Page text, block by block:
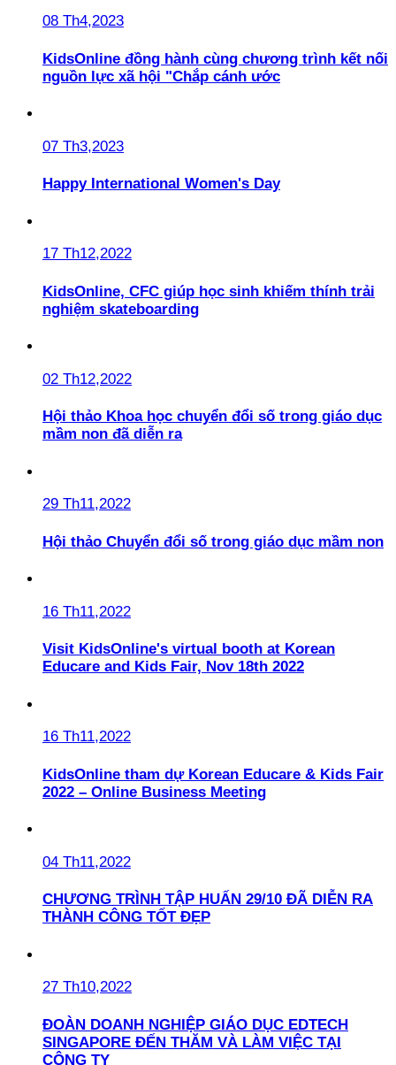
08 Th4,2023
KidsOnline đồng hành cùng chương trình kết nối
nguồn lực xã hội "Chắp cánh ước
07 Th3,2023
Happy International Women's Day
17 Th12,2022
KidsOnline, CFC giúp học sinh khiếm thính trải
nghiệm skateboarding
02 Th12,2022
Hội thảo Khoa học chuyển đổi số trong giáo dục
mầm non đã diễn ra
29 Th11,2022
Hội thảo Chuyển đổi số trong giáo dục mầm non
16 Th11,2022
Visit KidsOnline's virtual booth at Korean
Educare and Kids Fair, Nov 18th 2022
16 Th11,2022
KidsOnline tham dự Korean Educare & Kids Fair
2022 – Online Business Meeting
04 Th11,2022
CHƯƠNG TRÌNH TẬP HUẤN 29/10 ĐÃ DIỄN RA
THÀNH CÔNG TỐT ĐẸP
27 Th10,2022
ĐOÀN DOANH NGHIỆP GIÁO DỤC EDTECH
SINGAPORE ĐẾN THĂM VÀ LÀM VIỆC TẠI
CÔNG TY